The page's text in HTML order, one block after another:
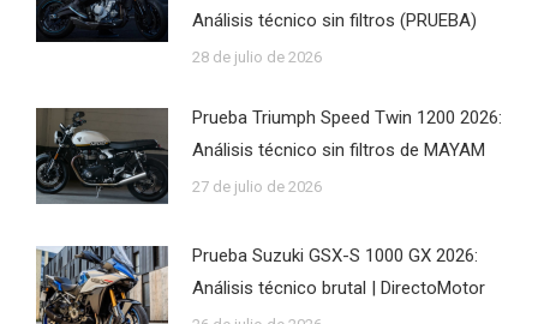
Análisis técnico sin filtros (PRUEBA)
28 de julio de 2026
Prueba Triumph Speed Twin 1200 2026:
Análisis técnico sin filtros de MAYAM
27 de julio de 2026
Prueba Suzuki GSX-S 1000 GX 2026:
Análisis técnico brutal | DirectoMotor